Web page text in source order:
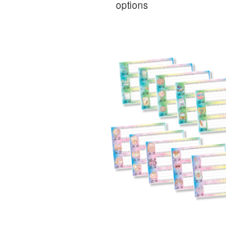
options